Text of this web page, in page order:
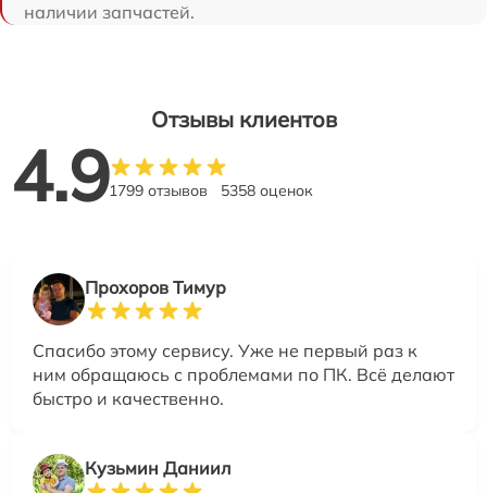
наличии запчастей.
Отзывы клиентов
4.91799 отзывов 5358 оценок
Прохоров Тимур
Спасибо этому сервису. Уже не первый раз к
ним обращаюсь с проблемами по ПК. Всё делают
быстро и качественно.
Кузьмин Даниил